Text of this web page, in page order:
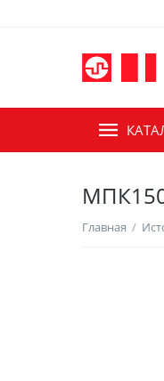
Главная /